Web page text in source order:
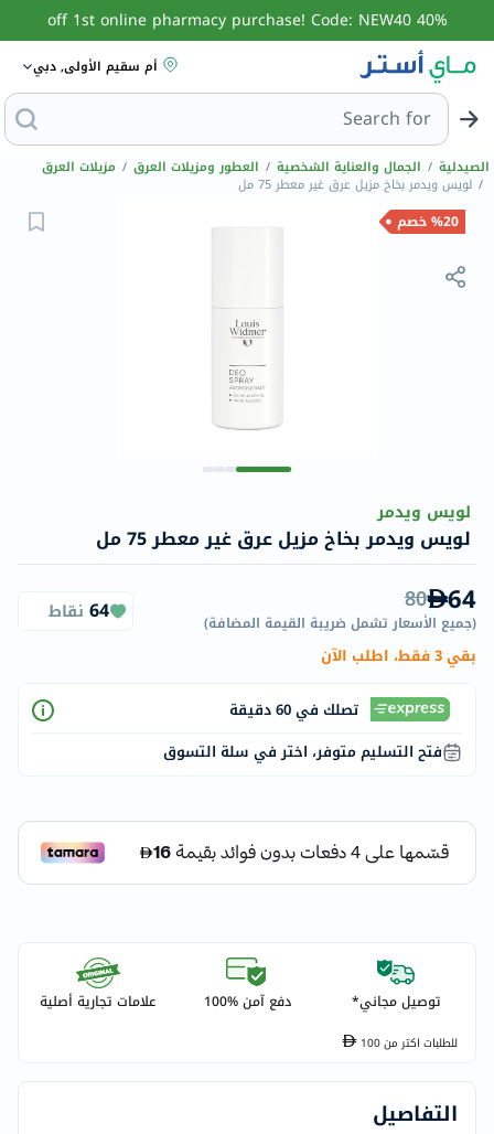
40% off 1st online pharmacy purchase! Code: NEW40
أم سقيم الأولى, دبي
Search for
الصيدلية / الجمال والعناية الشخصية / العطور ومزيلات العرق / مزيلات العرق
/ لويس ويدمر بخاخ مزيل عرق غير معطر 75 مل
%20 خصم
لويس ويدمر
لويس ويدمر بخاخ مزيل عرق غير معطر 75 مل
64
80
(جميع الأسعار تشمل ضريبة القيمة المضافة)
64 نقاط
بقي 3 فقط، اطلب الآن
تصلك في 60 دقيقة
فتح التسليم متوفر، اختر في سلة التسوق
توصيل مجاني* دفع آمن %100 علامات تجارية أصلية
للطلبات اكتر من100
التفاصيل